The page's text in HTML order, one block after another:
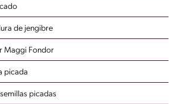
de jengibre
Maggi Fondor
picada
picadas